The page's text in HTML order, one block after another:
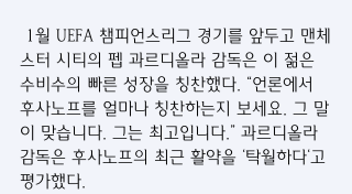
스터 시티의 펩 과르디올라 감독은 이 젊은
수비수의 빠른 성장을 칭찬했다. “언론에서
후사노프를 얼마나 칭찬하는지 보세요. 그 말
이 맞습니다. 그는 최고입니다.” 과르디올라
감독은 후사노프의 최근 활약을 ‘탁월하다‘고
평가했다.